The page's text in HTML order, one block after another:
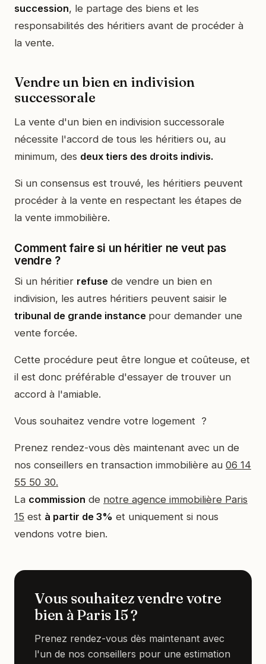
succession, le partage des biens et les
responsabilités des héritiers avant de procéder à
la vente.
Vendre un bien en indivision
successorale
La vente d'un bien en indivision successorale
nécessite l'accord de tous les héritiers ou, au
minimum, des deux tiers des droits indivis.
Si un consensus est trouvé, les héritiers peuvent
procéder à la vente en respectant les étapes de
la vente immobilière.
Comment faire si un héritier ne veut pas
vendre ?
Si un héritier refuse de vendre un bien en
indivision, les autres héritiers peuvent saisir le
tribunal de grande instance pour demander une
vente forcée.
Cette procédure peut être longue et coûteuse, et
il est donc préférable d'essayer de trouver un
accord à l'amiable.
Vous souhaitez vendre votre logement ?
Prenez rendez-vous dès maintenant avec un de
nos conseillers en transaction immobilière au 06 14
55 50 30.
La commission de notre agence immobilière Paris
15 est à partir de 3% et uniquement si nous
vendons votre bien.
Vous souhaitez vendre votre
bien à Paris 15 ?
Prenez rendez-vous dès maintenant avec
l'un de nos conseillers pour une estimation